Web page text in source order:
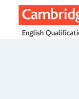
Saltar
contenido